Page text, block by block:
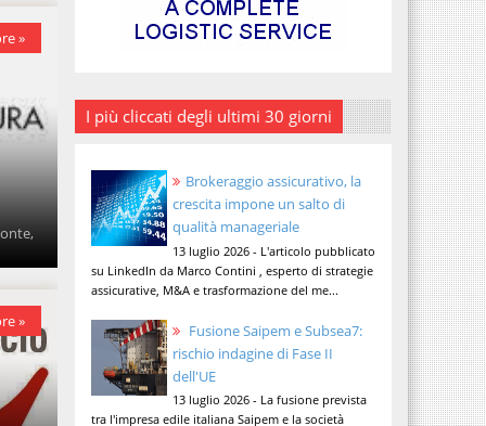
»
»
I più cliccati degli ultimi 30 giorni
Brokeraggio assicurativo, la
crescita impone un salto di
qualità manageriale
13 luglio 2026 - L'articolo pubblicato
su LinkedIn da Marco Contini , esperto di strategie
assicurative, M&A e trasformazione del me...
Fusione Saipem e Subsea7:
rischio indagine di Fase II
dell'UE
13 luglio 2026 - La fusione prevista
tra l'impresa edile italiana Saipem e la società